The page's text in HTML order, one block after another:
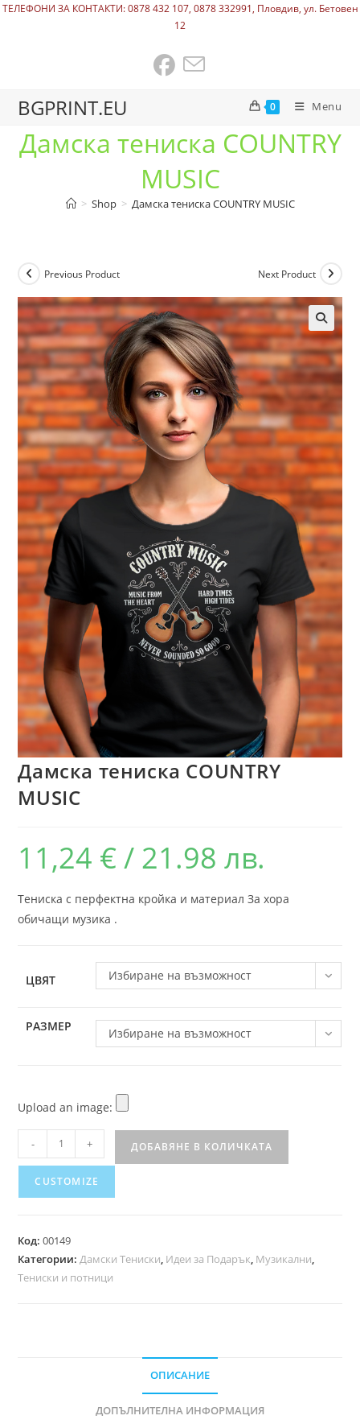
ТЕЛЕФОНИ ЗА КОНТАКТИ: 0878 432 107, 0878 332991, Пловдив, ул. Бетовен
12
BGPRINT.EU 0 Menu
Дамска тениска COUNTRY
MUSIC
> Shop > Дамска тениска COUNTRY MUSIC
Previous Product Next Product
Дамска тениска COUNTRY
MUSIC
11,24 € / 21.98 лв.
Тениска с перфектна кройка и материал За хора
обичащи музика .
ЦВЯТ Избиране на възможност
РАЗМЕР Избиране на възможност
Upload an image:
- + ДОБАВЯНЕ В КОЛИЧКАТА
CUSTOMIZE
Код:00149
Категории:Дамски Тениски, Идеи за Подарък, Музикални,
Тениски и потници
ОПИСАНИЕ
ДОПЪЛНИТЕЛНА ИНФОРМАЦИЯ